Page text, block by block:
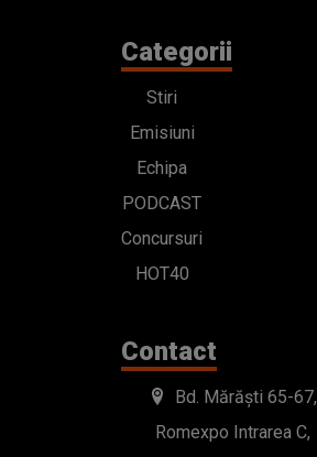
Categorii
Stiri
Emisiuni
Echipa
PODCAST
Concursuri
HOT40
Contact
Bd. Mărăști 65-67,
Romexpo Intrarea C,